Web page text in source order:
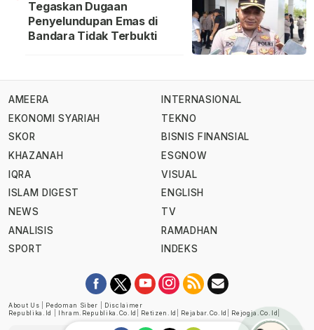
Tegaskan Dugaan
Penyelundupan Emas di
Bandara Tidak Terbukti
AMEERA
EKONOMI SYARIAH
SKOR
KHAZANAH
IQRA
ISLAM DIGEST
NEWS
ANALISIS
SPORT
INTERNASIONAL
TEKNO
BISNIS FINANSIAL
ESGNOW
VISUAL
ENGLISH
TV
RAMADHAN
INDEKS
About Us Pedoman Siber
Disclaimer
Republika.id
Ihram.republika.co.id Retizen.id Rejabar.co.id Rejogja.co.id